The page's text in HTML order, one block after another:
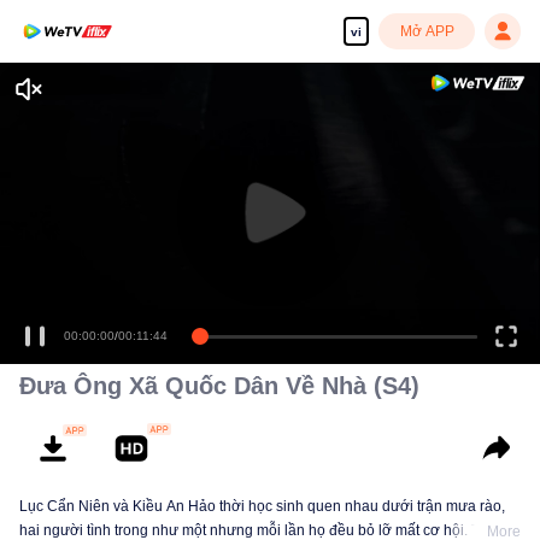
vi Mở APP
Tận hưởng những bộ phim truyền hình HD mượt mà
00:00:00/00:11:44
Đưa Ông Xã Quốc Dân Về Nhà (S4)
Lục Cẩn Niên và Kiều An Hảo thời học sinh quen nhau dưới trận mưa rào,
hai người tình trong như một nhưng mỗi lần họ đều bỏ lỡ mất cơ hội. TámMore